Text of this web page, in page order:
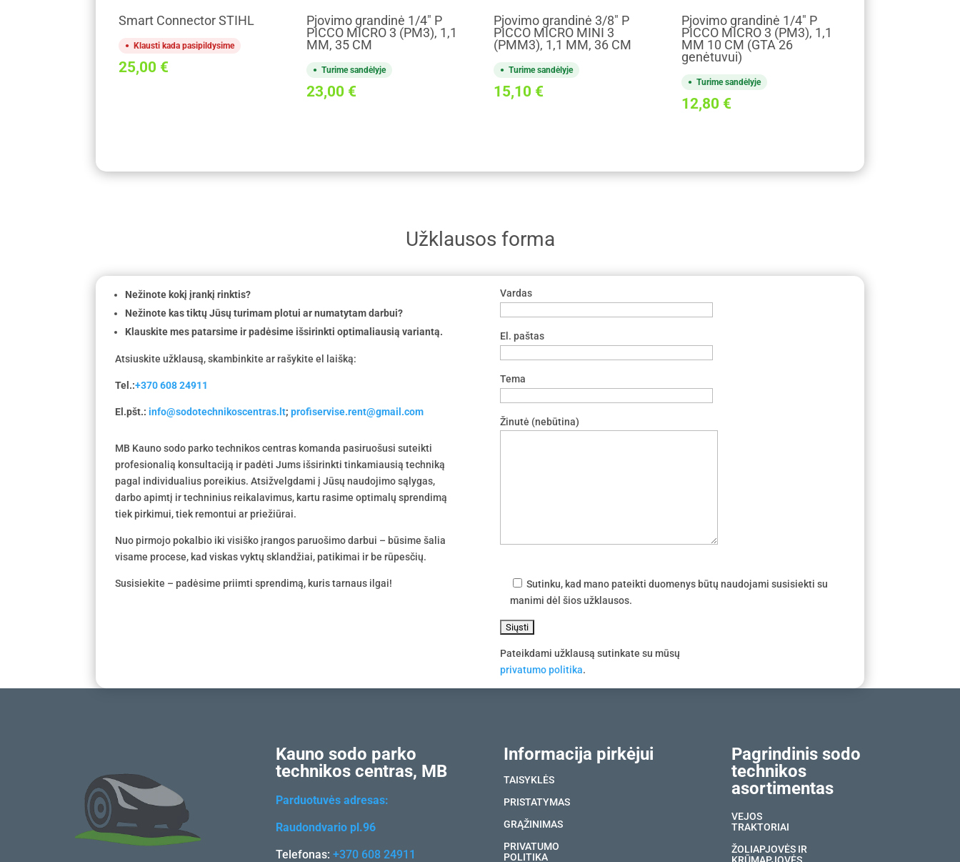
Smart Connector STIHL
Klausti kada pasipildysime
25,00 €
Pjovimo grandinė 1/4" P
PICCO MICRO 3 (PM3), 1,1
MM, 35 CM
Turime sandėlyje
23,00 €
Pjovimo grandinė 3/8" P
PICCO MICRO MINI 3
(PMM3), 1,1 MM, 36 CM
Turime sandėlyje
15,10 €
Pjovimo grandinė 1/4" P
PICCO MICRO 3 (PM3), 1,1
MM 10 CM (GTA 26
genėtuvui)
Turime sandėlyje
12,80 €
Užklausos forma
Nežinote kokį įrankį rinktis?
Nežinote kas tiktų Jūsų turimam plotui ar numatytam darbui?
Klauskite mes patarsime ir padėsime išsirinkti optimaliausią variantą.
Atsiuskite užklausą, skambinkite ar rašykite el laišką:
Tel.:+370 608 24911
El.pšt.:info@sodotechnikoscentras.lt;profiservise.rent@gmail.com
MB Kauno sodo parko technikos centras komanda pasiruošusi suteikti
profesionalią konsultaciją ir padėti Jums išsirinkti tinkamiausią techniką
pagal individualius poreikius. Atsižvelgdami į Jūsų naudojimo sąlygas,
darbo apimtį ir techninius reikalavimus, kartu rasime optimalų sprendimą
tiek pirkimui, tiek remontui ar priežiūrai.
Nuo pirmojo pokalbio iki visiško įrangos paruošimo darbui – būsime šalia
visame procese, kad viskas vyktų sklandžiai, patikimai ir be rūpesčių.
Susisiekite – padėsime priimti sprendimą, kuris tarnaus ilgai!
Vardas
El. paštas
Tema
Žinutė (nebūtina)
Sutinku, kad mano pateikti duomenys būtų naudojami susisiekti su
manimi dėl šios užklausos.
Pateikdami užklausą sutinkate su mūsų
privatumo politika.
Kauno sodo parko
technikos centras, MB
Parduotuvės adresas:
Raudondvario pl.96
Telefonas:+370 608 24911
Informacija pirkėjui
TAISYKLĖS
PRISTATYMAS
GRĄŽINIMAS
PRIVATUMO
POLITIKA
Pagrindinis sodo
technikos
asortimentas
VEJOS
TRAKTORIAI
ŽOLIAPJOVĖS IR